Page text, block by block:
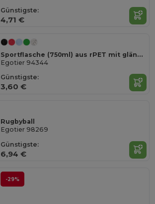
Günstigste:
4,71 €
Sportflasche (750ml) aus rPET mit glänzender transluzenter Oberfläche
Egotier 94344
Günstigste:
3,60 €
Rugbyball
Egotier 98269
Günstigste:
6,94 €
-29%